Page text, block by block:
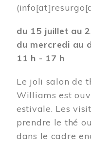
du 15 juillet au
du mercredi au
11 h - 17 h
Le joli salon de
Williams est
estivale. Les
prendre le thé
dans le cadre